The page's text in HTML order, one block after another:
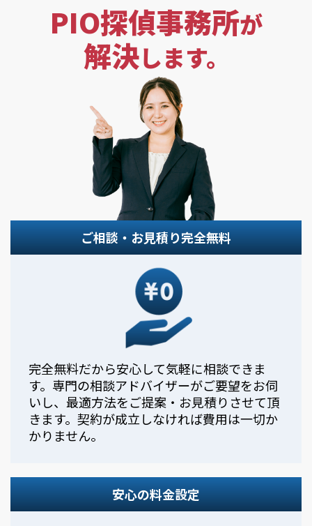
PIO探偵事務所が
解決します。
ご相談・お見積り完全無料
完全無料だから安心して気軽に相談できま
す。専門の相談アドバイザーがご要望をお伺
いし、最適方法をご提案・お見積りさせて頂
きます。契約が成立しなければ費用は一切か
かりません。
安心の料金設定